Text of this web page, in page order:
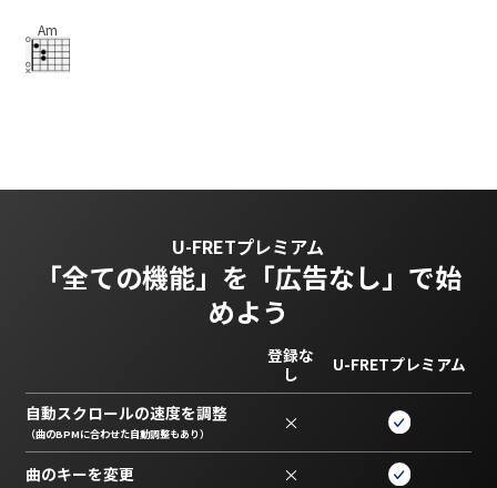
Am
U-FRETプレミアム
「全ての機能」を 「広告なし」で始
めよう
登録な
し
U-FRETプレミアム
自動スクロールの速度を調整
（曲のBPMに合わせた自動調整もあり） ×
曲のキーを変更 ×